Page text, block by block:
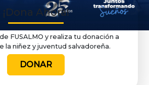
¡Dona Ahora!
FUSALMO y realiza tu donación a
la niñez y juventud salvadoreña.
DONAR